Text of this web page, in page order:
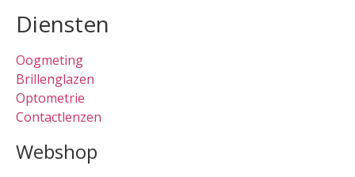
Diensten
Oogmeting
Brillenglazen
Optometrie
Contactlenzen
Webshop